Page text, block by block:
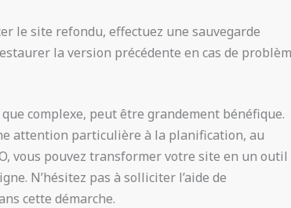
le site refondu, effectuez une sauvegarde
la version précédente en cas de
complexe, peut être grandement bénéfique.
attention particulière à la planification, au
vous pouvez transformer votre site en un outil
N’hésitez pas à solliciter l’aide de
cette démarche.